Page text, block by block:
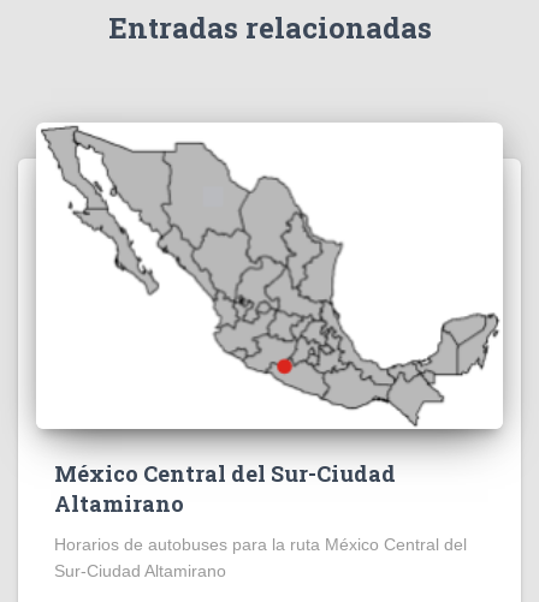
Entradas relacionadas
México Central del Sur-Ciudad
Altamirano
Horarios de autobuses para la ruta México Central del
Sur-Ciudad Altamirano